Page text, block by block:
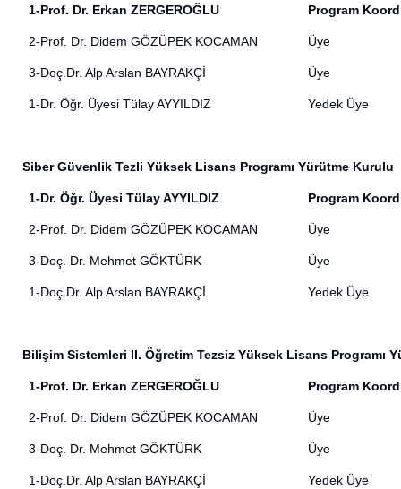
1-Prof. Dr. Erkan ZERGEROĞLU Program
2-Prof. Dr. Didem GÖZÜPEK KOCAMAN Üye
3-Doç.Dr. Alp Arslan BAYRAKÇİ
1-Dr. Öğr. Üyesi Tülay AYYILDIZ
Üye
Yedek Üye
Siber Güvenlik Tezli Yüksek Lisans Programı Yürütme Kurulu
1-Dr. Öğr. Üyesi Tülay AYYILDIZ Program
2-Prof. Dr. Didem GÖZÜPEK KOCAMAN Üye
3-Doç. Dr. Mehmet GÖKTÜRK Üye
1-Doç.Dr. Alp Arslan BAYRAKÇİ Yedek Üye
Bilişim Sistemleri II. Öğretim Tezsiz Yüksek Lisans Programı
1-Prof. Dr. Erkan ZERGEROĞLU Program
2-Prof. Dr. Didem GÖZÜPEK KOCAMAN Üye
3-Doç. Dr. Mehmet GÖKTÜRK Üye
1-Doç.Dr. Alp Arslan BAYRAKÇİ Yedek Üye